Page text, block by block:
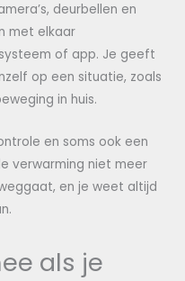
deurbellen en
met elkaar
of app. Je geeft
op een situatie, zoals
in huis.
en soms ook een
verwarming niet meer
en je weet altijd
als je